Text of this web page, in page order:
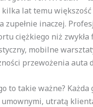
kilka lat temu
zupełnie inaczej.
ciężkiego niż
mobilne
przewożenia auta
to takie ważne?
utratą